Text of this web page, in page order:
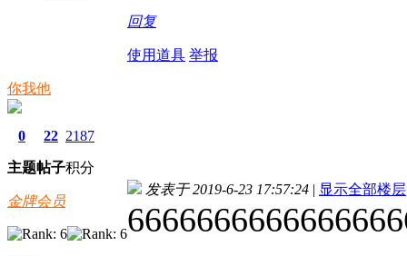
回复
使用道具 举报
你我他
0
主题
22
帖子
2187
积分
金牌会员
发表于 2019-6-23 17:57:24 | 显示全部楼层